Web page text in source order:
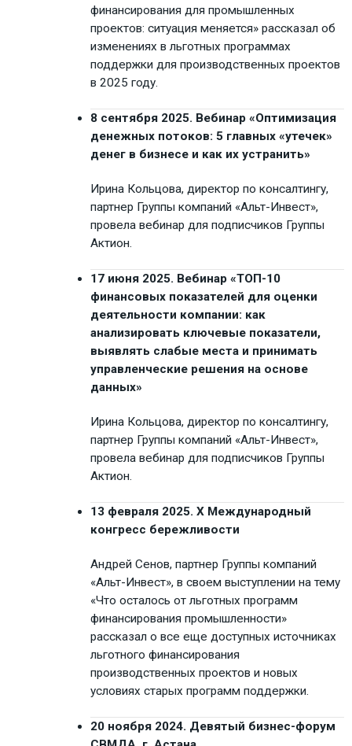
финансирования для промышленных
проектов: ситуация меняется» рассказал об
изменениях в льготных программах
поддержки для производственных проектов
в 2025 году.
8 сентября 2025. Вебинар «Оптимизация
денежных потоков: 5 главных «утечек»
денег в бизнесе и как их устранить»
Ирина Кольцова, директор по консалтингу,
партнер Группы компаний «Альт-Инвест»,
провела вебинар для подписчиков Группы
Актион.
17 июня 2025. Вебинар «ТОП-10
финансовых показателей для оценки
деятельности компании: как
анализировать ключевые показатели,
выявлять слабые места и принимать
управленческие решения на основе
данных»
Ирина Кольцова, директор по консалтингу,
партнер Группы компаний «Альт-Инвест»,
провела вебинар для подписчиков Группы
Актион.
13 февраля 2025. X Международный
конгресс бережливости
Андрей Сенов, партнер Группы компаний
«Альт-Инвест», в своем выступлении на тему
«Что осталось от льготных программ
финансирования промышленности»
рассказал о все еще доступных источниках
льготного финансирования
производственных проектов и новых
условиях старых программ поддержки.
20 ноября 2024. Девятый бизнес-форум